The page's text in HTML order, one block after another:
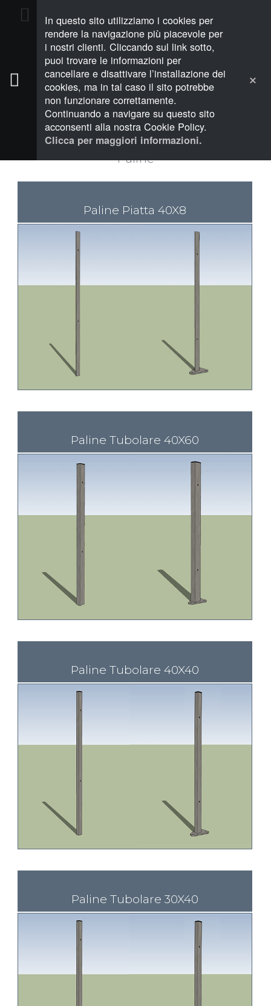
In questo sito utilizziamo i cookies per
rendere la navigazione più piacevole per
i nostri clienti. Cliccando sul link sotto,
puoi trovare le informazioni per
cancellare e disattivare l’installazione dei
cookies, ma in tal caso il sito potrebbe
non funzionare correttamente.
Continuando a navigare su questo sito
acconsenti alla nostra Cookie Policy.
Clicca per maggiori informazioni.
PREVENTIVO (0)
PALINE
Paline
Paline Piatta 40X8
Paline Tubolare 40X60
Paline Tubolare 40X40
Paline Tubolare 30X40